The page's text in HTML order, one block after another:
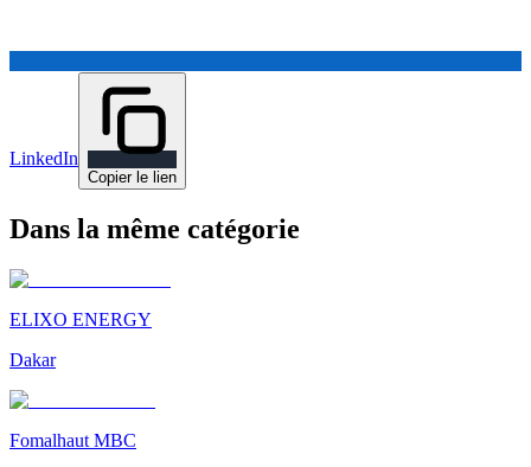
LinkedIn
Copier le lien
Dans la même catégorie
ELIXO ENERGY
Dakar
Fomalhaut MBC